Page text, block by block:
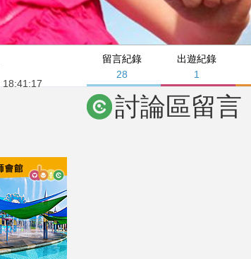
留言紀錄
28
出遊紀錄
1
18:41:17
討論區留言